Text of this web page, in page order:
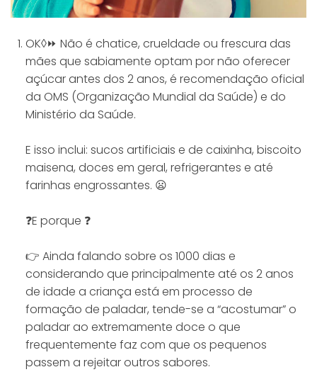
OK◊⏩ Não é chatice, crueldade ou frescura das
mães que sabiamente optam por não oferecer
açúcar antes dos 2 anos, é recomendação oficial
da OMS (Organização Mundial da Saúde) e do
Ministério da Saúde.
E isso inclui: sucos artificiais e de caixinha, biscoito
maisena, doces em geral, refrigerantes e até
farinhas engrossantes. 😦
❓E porque ❓
👉 Ainda falando sobre os 1000 dias e
considerando que principalmente até os 2 anos
de idade a criança está em processo de
formação de paladar, tende-se a “acostumar” o
paladar ao extremamente doce o que
frequentemente faz com que os pequenos
passem a rejeitar outros sabores.